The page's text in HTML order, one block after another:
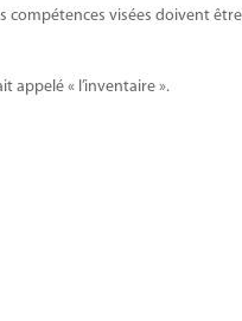
visées doivent
appelé « l’inventaire ».